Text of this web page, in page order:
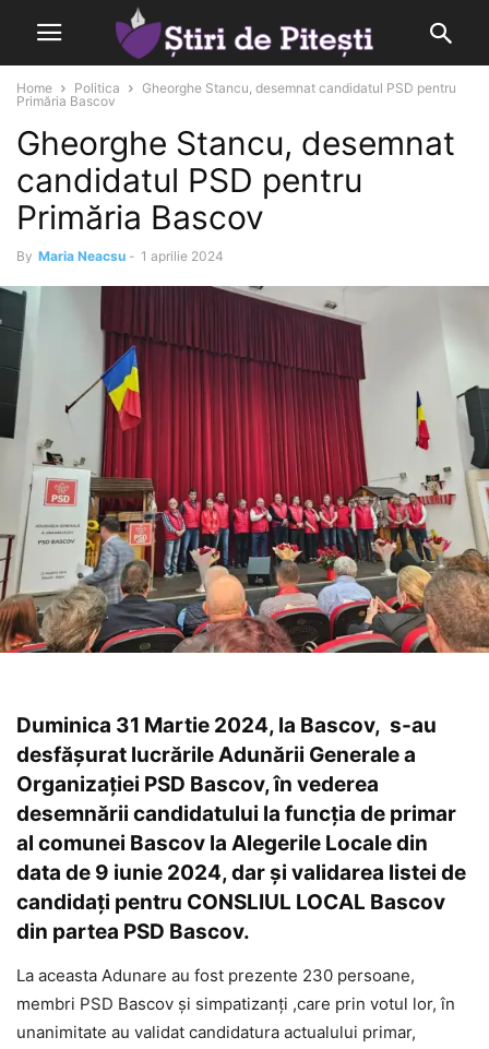
Home Politica
Gheorghe Stancu, desemnat candidatul PSD pentru
Primăria Bascov
Gheorghe Stancu, desemnat
candidatul PSD pentru
Primăria Bascov
By Maria Neacsu - 1 aprilie 2024
Duminica 31 Martie 2024, la Bascov, s-au
desfășurat lucrările Adunării Generale a
Organizației PSD Bascov, în vederea
desemnării candidatului la funcția de primar
al comunei Bascov la Alegerile Locale din
data de 9 iunie 2024, dar și validarea listei de
candidați pentru CONSLIUL LOCAL Bascov
din partea PSD Bascov.
La aceasta Adunare au fost prezente 230 persoane,
membri PSD Bascov și simpatizanți ,care prin votul lor, în
unanimitate au validat candidatura actualului primar,